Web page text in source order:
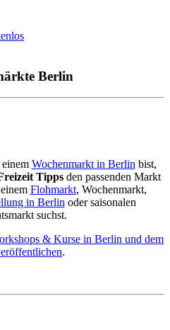
Berlin
Wochenmarkt in Berlinbist,
Tippsden passenden Markt
Flohmarkt, Wochenmarkt,
in Berlinoder saisonalen
suchst.
& Kurse in Berlin und dem
.